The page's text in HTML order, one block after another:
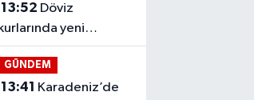
13:52
kurlarında yeni
dolar 47,59
lirayı gördü
GÜNDEM
13:41